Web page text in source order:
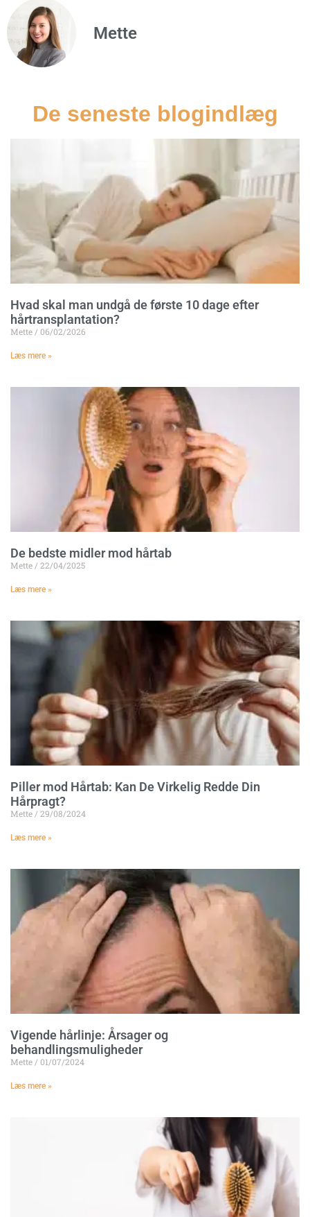
Mette
De seneste blogindlæg
Hvad skal man undgå de første 10 dage efter
hårtransplantation?
Mette 06/02/2026
Læs mere »
De bedste midler mod hårtab
Mette 22/04/2025
Læs mere »
Piller mod Hårtab: Kan De Virkelig Redde Din
Hårpragt?
Mette 29/08/2024
Læs mere »
Vigende hårlinje: Årsager og
behandlingsmuligheder
Mette 01/07/2024
Læs mere »